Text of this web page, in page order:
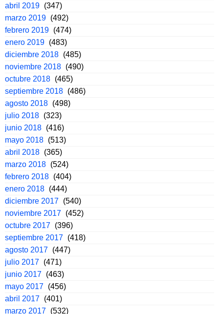
abril 2019 (347)
marzo 2019 (492)
febrero 2019 (474)
enero 2019 (483)
diciembre 2018 (485)
noviembre 2018 (490)
octubre 2018 (465)
septiembre 2018 (486)
agosto 2018 (498)
julio 2018 (323)
junio 2018 (416)
mayo 2018 (513)
abril 2018 (365)
marzo 2018 (524)
febrero 2018 (404)
enero 2018 (444)
diciembre 2017 (540)
noviembre 2017 (452)
octubre 2017 (396)
septiembre 2017 (418)
agosto 2017 (447)
julio 2017 (471)
junio 2017 (463)
mayo 2017 (456)
abril 2017 (401)
marzo 2017 (532)